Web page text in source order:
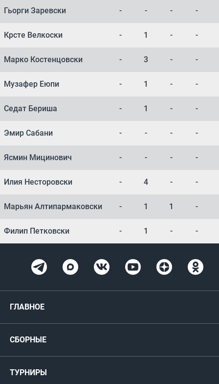
Гьорги Заревски - - - -
Крсте Велкоски - 1 - -
Марко Костенцовски - 3 - -
Музафер Еюпи - 1 - -
Седат Бериша - 1 - -
Эмир Сабани - - - -
Ясмин Мицинович - - - -
Илия Несторовски - 4 - -
Марьян Алтипармаковски - 1 1 -
Филип Петковски - 1 - -
ГЛАВНОЕ
Карта болельщика
СБОРНЫЕ
ТУРНИРЫ